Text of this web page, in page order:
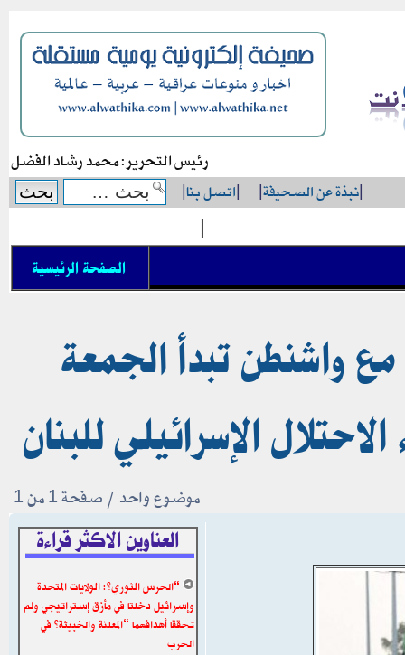
رئيس التحرير: محمد رشاد الفضل
|نبذة عن الصحيفة|
|اتصل بنا|
|
الصفحة الرئيسية
واشنطن تبدأ الجمعة
الإسرائيلي للبنان
موضوع واحد • صفحة1من1
العناوين الاكثر قراءة
“الحرس الثوري”: الولايات المتحدة
وإسرائيل دخلتا في مأزق إستراتيجي ولم
تحققا أهدافهما “المعلنة والخبيثة” في
الحرب